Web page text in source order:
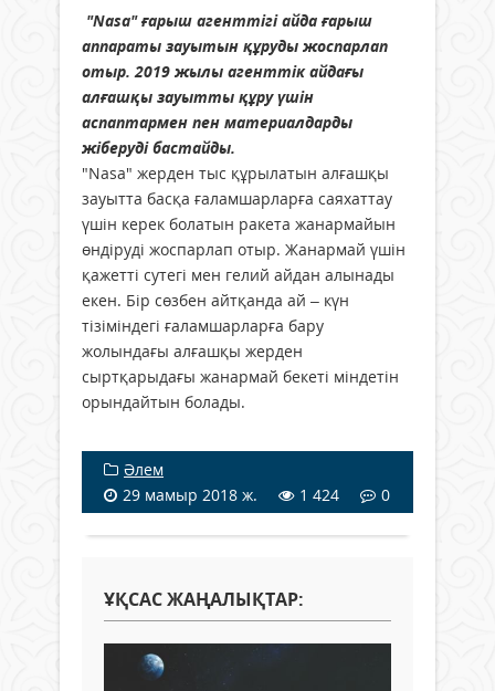
"Nasa" ғарыш агенттігі айда ғарыш
аппараты зауытын құруды жоспарлап
отыр. 2019 жылы агенттік айдағы
алғашқы зауытты құру үшін
аспаптармен пен материалдарды
жіберуді бастайды.
"Nasa" жерден тыс құрылатын алғашқы
зауытта басқа ғаламшарларға саяхаттау
үшін керек болатын ракета жанармайын
өндіруді жоспарлап отыр. Жанармай үшін
қажетті сутегі мен гелий айдан алынады
екен. Бір сөзбен айтқанда ай – күн
тізіміндегі ғаламшарларға бару
жолындағы алғашқы жерден
сыртқарыдағы жанармай бекеті міндетін
орындайтын болады.
Әлем
29 мамыр 2018 ж.
1 424 0
ҰҚСАС ЖАҢАЛЫҚТАР: